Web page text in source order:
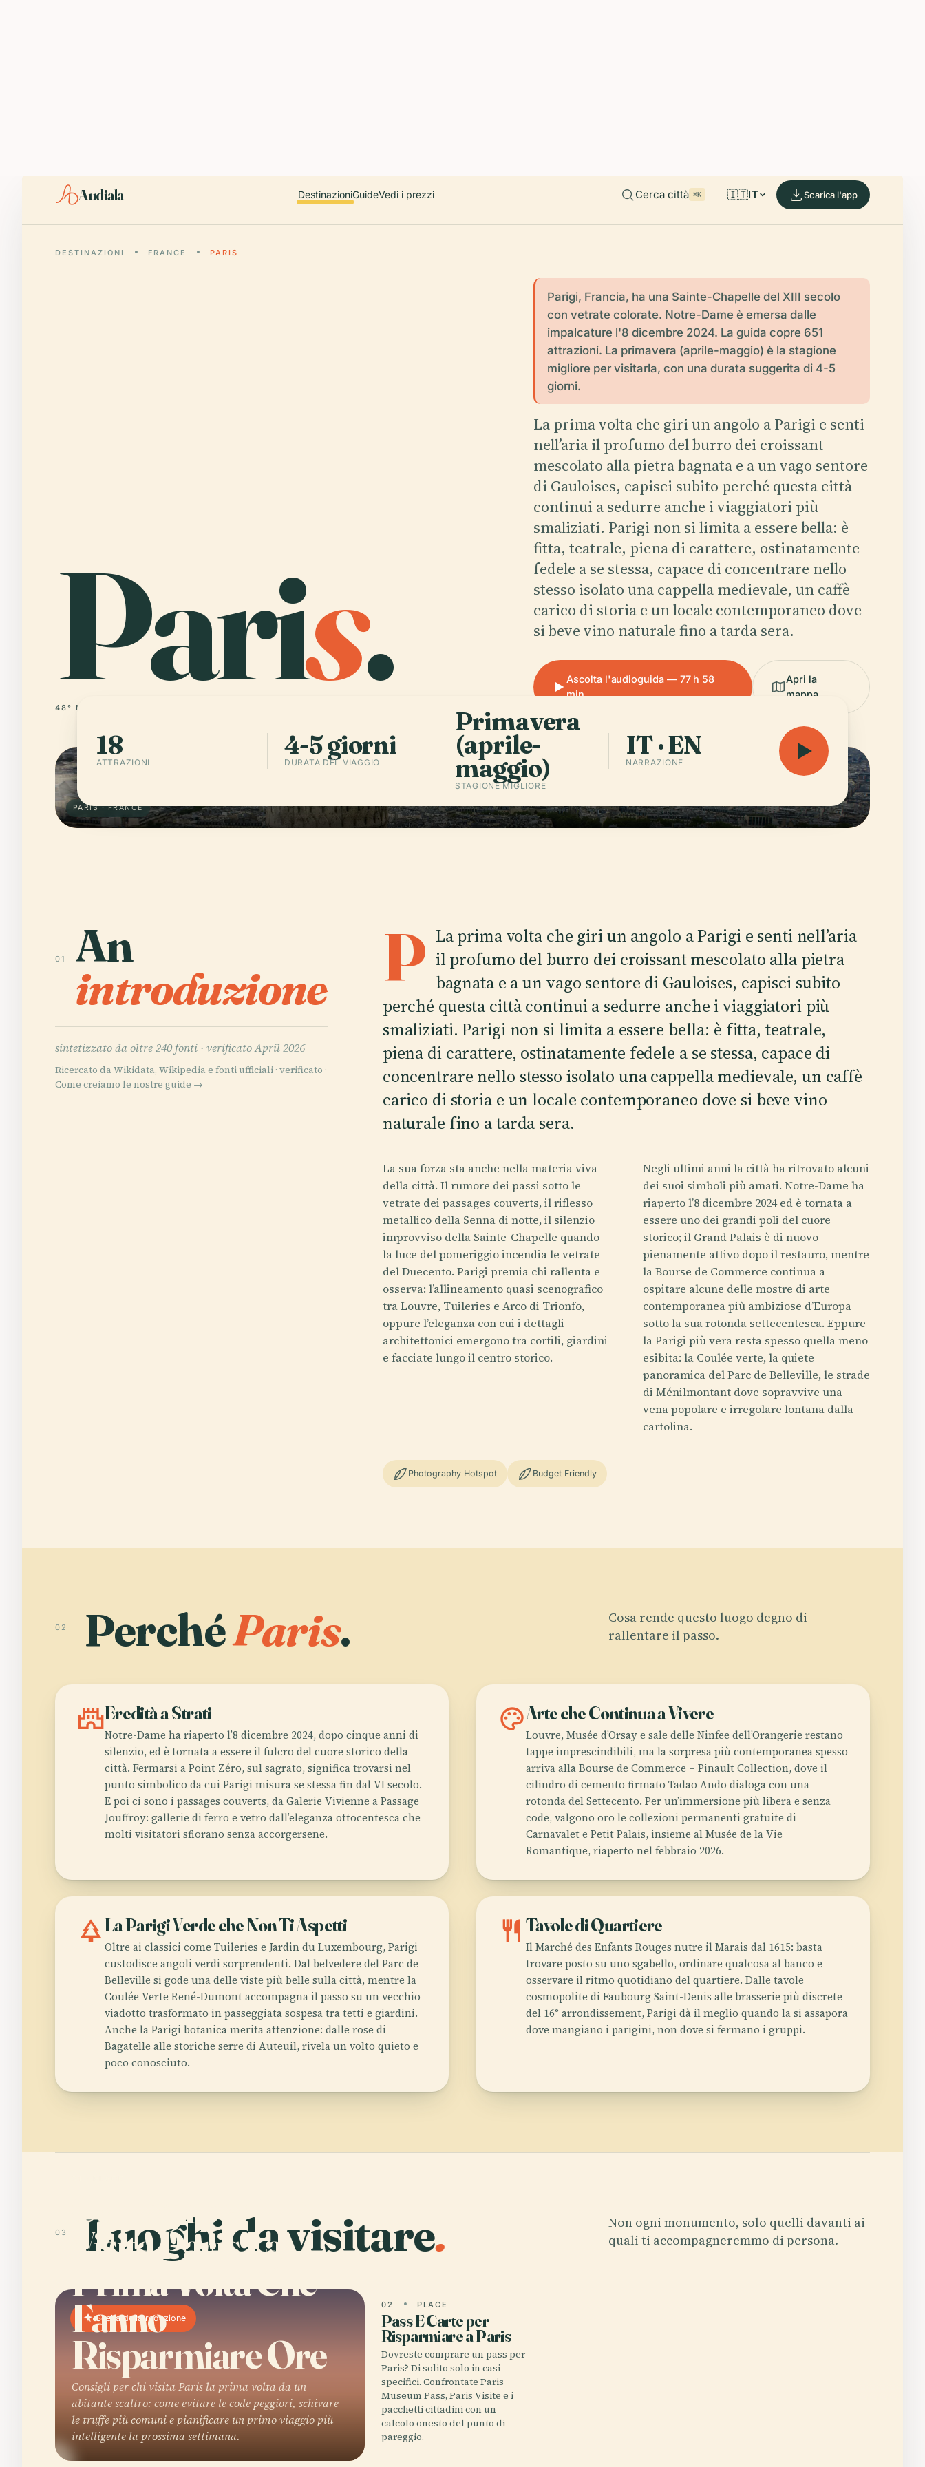
Audiala DestinazioniGuideVedi i prezzi Cerca città ⌘K 🇮🇹IT Scarica l'app
DESTINAZIONI FRANCE PARIS
Paris.
48° N · 2° E
Parigi, Francia, ha una Sainte-Chapelle del XIII secolo
con vetrate colorate. Notre-Dame è emersa dalle
impalcature l'8 dicembre 2024. La guida copre 651
attrazioni. La primavera (aprile-maggio) è la stagione
migliore per visitarla, con una durata suggerita di 4-5
giorni.
La prima volta che giri un angolo a Parigi e senti
nell’aria il profumo del burro dei croissant
mescolato alla pietra bagnata e a un vago sentore
di Gauloises, capisci subito perché questa città
continui a sedurre anche i viaggiatori più
smaliziati. Parigi non si limita a essere bella: è
fitta, teatrale, piena di carattere, ostinatamente
fedele a se stessa, capace di concentrare nello
stesso isolato una cappella medievale, un caffè
carico di storia e un locale contemporaneo dove
si beve vino naturale fino a tarda sera.
Ascolta l'audioguida — 77 h 58
min
Apri la
mappa
PARIS · FRANCE
18
ATTRAZIONI
4-5 giorni
DURATA DEL VIAGGIO
Primavera
(aprile-
maggio)
STAGIONE MIGLIORE
IT · EN
NARRAZIONE
01 An
introduzione
sintetizzato da oltre 240 fonti · verificato April 2026
Ricercato da Wikidata, Wikipedia e fonti ufficiali · verificato ·
Come creiamo le nostre guide →
P La prima volta che giri un angolo a Parigi e senti nell’aria
il profumo del burro dei croissant mescolato alla pietra
bagnata e a un vago sentore di Gauloises, capisci subito
perché questa città continui a sedurre anche i viaggiatori più
smaliziati. Parigi non si limita a essere bella: è fitta, teatrale,
piena di carattere, ostinatamente fedele a se stessa, capace di
concentrare nello stesso isolato una cappella medievale, un caffè
carico di storia e un locale contemporaneo dove si beve vino
naturale fino a tarda sera.
La sua forza sta anche nella materia viva
della città. Il rumore dei passi sotto le
vetrate dei passages couverts, il riflesso
metallico della Senna di notte, il silenzio
improvviso della Sainte-Chapelle quando
la luce del pomeriggio incendia le vetrate
del Duecento. Parigi premia chi rallenta e
osserva: l’allineamento quasi scenografico
tra Louvre, Tuileries e Arco di Trionfo,
oppure l’eleganza con cui i dettagli
architettonici emergono tra cortili, giardini
e facciate lungo il centro storico.
Negli ultimi anni la città ha ritrovato alcuni
dei suoi simboli più amati. Notre-Dame ha
riaperto l’8 dicembre 2024 ed è tornata a
essere uno dei grandi poli del cuore
storico; il Grand Palais è di nuovo
pienamente attivo dopo il restauro, mentre
la Bourse de Commerce continua a
ospitare alcune delle mostre di arte
contemporanea più ambiziose d’Europa
sotto la sua rotonda settecentesca. Eppure
la Parigi più vera resta spesso quella meno
esibita: la Coulée verte, la quiete
panoramica del Parc de Belleville, le strade
di Ménilmontant dove sopravvive una
vena popolare e irregolare lontana dalla
cartolina.
Photography Hotspot Budget Friendly
02 PerchéParis.
Cosa rende questo luogo degno di
rallentare il passo.
castleEredità a Strati
Notre-Dame ha riaperto l’8 dicembre 2024, dopo cinque anni di
silenzio, ed è tornata a essere il fulcro del cuore storico della
città. Fermarsi a Point Zéro, sul sagrato, significa trovarsi nel
punto simbolico da cui Parigi misura se stessa fin dal VI secolo.
E poi ci sono i passages couverts, da Galerie Vivienne a Passage
Jouffroy: gallerie di ferro e vetro dall’eleganza ottocentesca che
molti visitatori sfiorano senza accorgersene.
paletteArte che Continua a Vivere
Louvre, Musée d’Orsay e sale delle Ninfee dell’Orangerie restano
tappe imprescindibili, ma la sorpresa più contemporanea spesso
arriva alla Bourse de Commerce – Pinault Collection, dove il
cilindro di cemento firmato Tadao Ando dialoga con una
rotonda del Settecento. Per un’immersione più libera e senza
code, valgono oro le collezioni permanenti gratuite di
Carnavalet e Petit Palais, insieme al Musée de la Vie
Romantique, riaperto nel febbraio 2026.
parkLa Parigi Verde che Non Ti Aspetti
Oltre ai classici come Tuileries e Jardin du Luxembourg, Parigi
custodisce angoli verdi sorprendenti. Dal belvedere del Parc de
Belleville si gode una delle viste più belle sulla città, mentre la
Coulée Verte René-Dumont accompagna il passo su un vecchio
viadotto trasformato in passeggiata sospesa tra tetti e giardini.
Anche la Parigi botanica merita attenzione: dalle rose di
Bagatelle alle storiche serre di Auteuil, rivela un volto quieto e
poco conosciuto.
restaurant Tavole di Quartiere
Il Marché des Enfants Rouges nutre il Marais dal 1615: basta
trovare posto su uno sgabello, ordinare qualcosa al banco e
osservare il ritmo quotidiano del quartiere. Dalle tavole
cosmopolite di Faubourg Saint-Denis alle brasserie più discrete
del 16° arrondissement, Parigi dà il meglio quando la si assapora
dove mangiano i parigini, non dove si fermano i gruppi.
03 Luoghi da visitare.
Non ogni monumento, solo quelli davanti ai
quali ti accompagneremmo di persona.
Scelta della redazione
Consigli per Chi
Visita Paris La
Prima Volta Che
Fanno
Risparmiare Ore
Consigli per chi visita Paris la prima volta da un
abitante scaltro: come evitare le code peggiori, schivare
le truffe più comuni e pianificare un primo viaggio più
intelligente la prossima settimana.
02 PLACE
Pass E Carte per
Risparmiare a Paris
Dovreste comprare un pass per
Paris? Di solito solo in casi
specifici. Confrontate Paris
Museum Pass, Paris Visite e i
pacchetti cittadini con un
calcolo onesto del punto di
pareggio.